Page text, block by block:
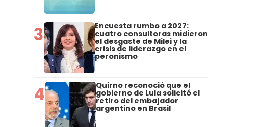
3 Encuesta rumbo a 2027:
cuatro consultoras midieron
el desgaste de Milei y la
crisis de liderazgo en el
peronismo
4 Quirno reconoció que el
gobierno de Lula solicitó el
retiro del embajador
argentino en Brasil